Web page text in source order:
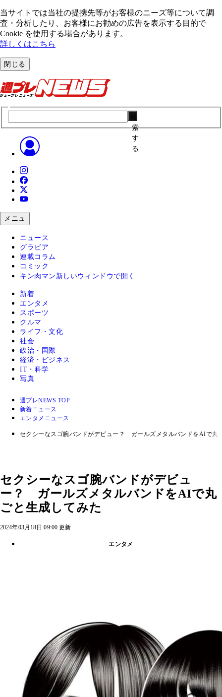
当サイトでは当社の提携先等がお客様のニーズ等について調
査・分析したり、お客様にお勧めの広告を表⽰する⽬的で
Cookie を使⽤する場合があります。
詳しくはこちら
閉じる
索
す
る
メニュ
ニュース
グラビア
連載コラム
コミック
キン肉マン 新しいウィンドウで開く
新着
エンタメ
スポーツ
クルマ
ライフ・文化
社会
政治・国際
経済・ビジネス
IT・科学
写真
週プレNEWS TOP
新着ニュース
エンタメニュース
セクシーなスゴ腕バンドがデビュー？ ガールズメタルバンドをAIで丸
セクシーなスゴ腕バンドがデビュ
ー？ ガールズメタルバンドをAIで丸
ごと生成してみた
2024年03月18日 09:00 更新
エンタメ